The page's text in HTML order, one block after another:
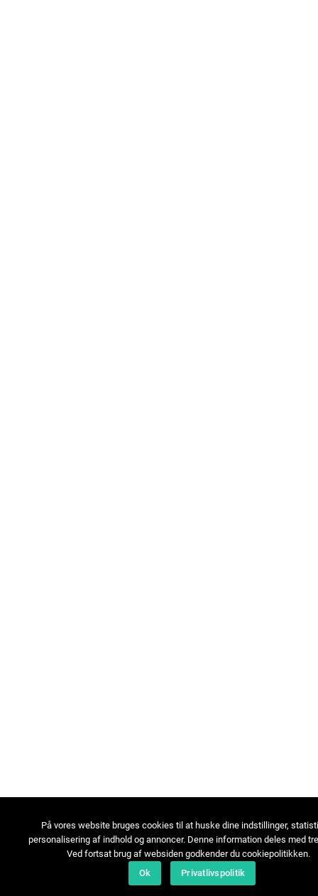
På vores website bruges cookies til at huske dine indstillinger,
personalisering af indhold og annoncer. Denne information deles med
Ved fortsat brug af websiden godkender du cookiepolitikken.
Ok
Privatlivspolitik